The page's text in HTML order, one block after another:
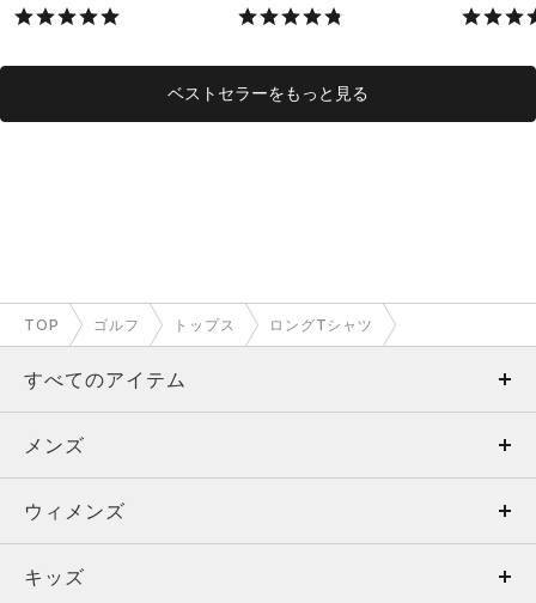
ベストセラーをもっと見る
TOP ゴルフ トップス ロングTシャツ
すべてのアイテム
メンズ
ウィメンズ
キッズ
メンズ
トップス
ボトムス
ウィメンズ
トップス
キッズ